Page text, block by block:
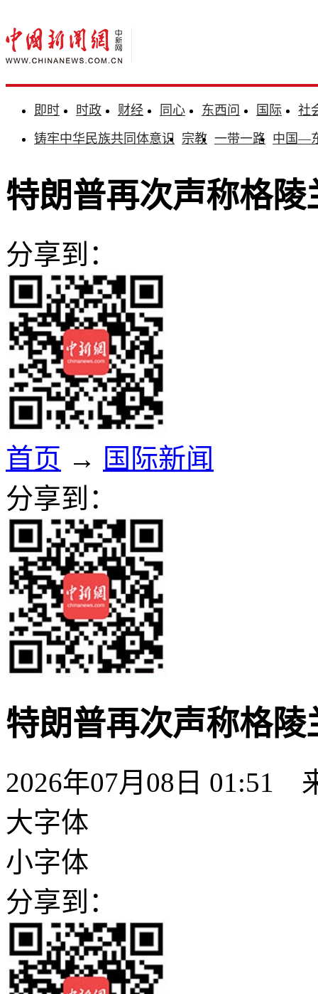
即时 时政 财经 同心 东西问 国际
社
铸牢中华民族共同体意识 宗教 一带一路 中国—
特朗普再次声称格
分享到：
首页 → 国际新闻
分享到：
特朗普再次声称格
2026年07月08日 01:51
大字体
小字体
分享到：